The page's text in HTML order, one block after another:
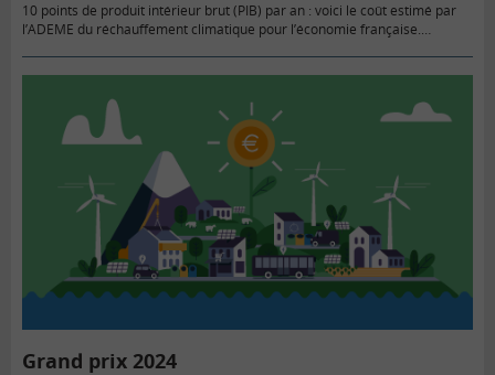
10 points de produit intérieur brut (PIB) par an : voici le coût estimé par
l’ADEME du réchauffement climatique pour l’économie française.
Grand prix 2024